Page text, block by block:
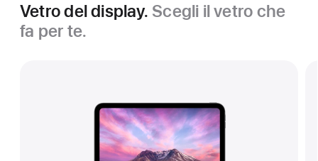
Vetro del display. Scegli il vetro che
fa per te.